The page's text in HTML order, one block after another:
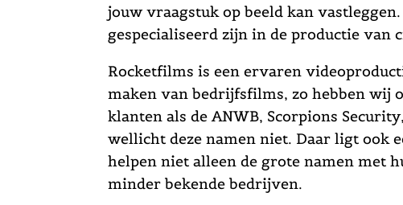
jouw vraagstuk op beeld kan
gespecialiseerd zijn in de productie van
Rocketfilms is een ervaren
maken van bedrijfsfilms, zo hebben wij
klanten als de ANWB, Scorpions
wellicht deze namen niet. Daar ligt ook
helpen niet alleen de grote namen met
minder bekende bedrijven.